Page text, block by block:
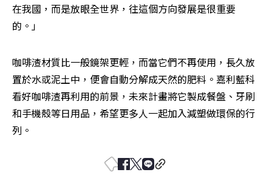
在我國，而是放眼全世界，往這個方向發展是很重要
的。」
咖啡渣材質比一般鏡架更輕，而當它們不再使用，長久放
置於水或泥土中，便會自動分解成天然的肥料。嘉利藍科
看好咖啡渣再利用的前景，未來計畫將它製成餐盤、牙刷
和手機殼等日用品，希望更多人一起加入減塑做環保的行
列。